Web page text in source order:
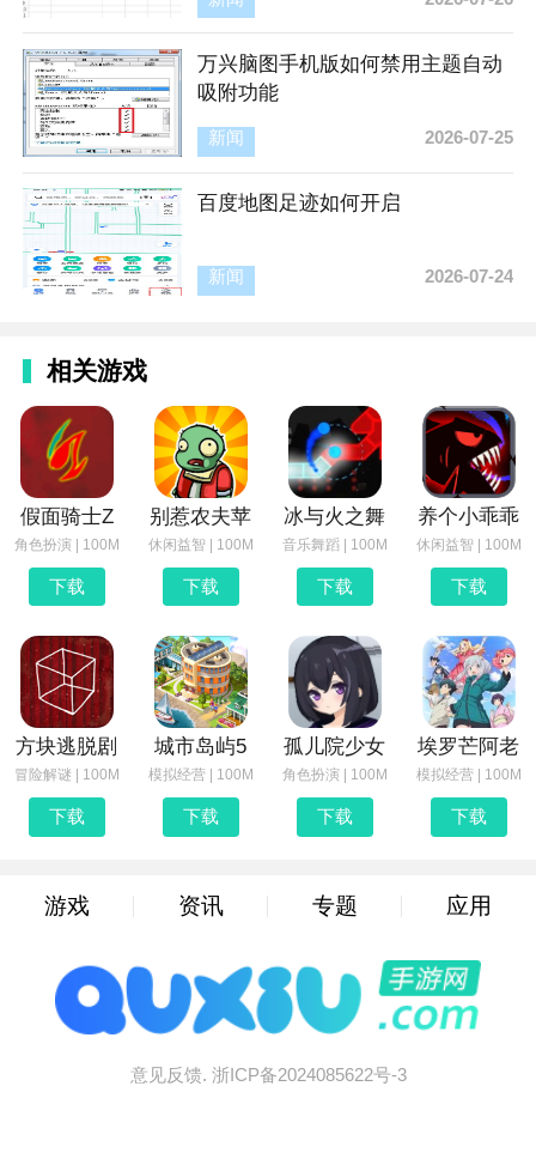
万兴脑图手机版如何禁用主题自动
吸附功能
新闻 2026-07-25
百度地图足迹如何开启
新闻 2026-07-24
相关游戏
假面骑士Z
角色扮演 | 100M
下载
别惹农夫苹
休闲益智 | 100M
下载
冰与火之舞
音乐舞蹈 | 100M
下载
养个小乖乖
休闲益智 | 100M
下载
方块逃脱剧
冒险解谜 | 100M
下载
城市岛屿5
模拟经营 | 100M
下载
孤儿院少女
角色扮演 | 100M
下载
埃罗芒阿老
模拟经营 | 100M
下载
游戏 资讯 专题 应用
意见反馈. 浙ICP备2024085622号-3